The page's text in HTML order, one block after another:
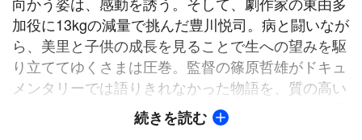
加役に13kgの減量で挑んだ豊川悦司。病と闘いなが
ら、美里と子供の成長を見ることで生への望みを駆
り立ててゆくさまは圧巻。監督の篠原哲雄がドキュ
メンタリーでは語りきれなかった物語を、質の高い
感動作として細部までこまやかに映像化した。主題
歌は安室奈美恵の「Wishing On The Same Star」。
続きを読む